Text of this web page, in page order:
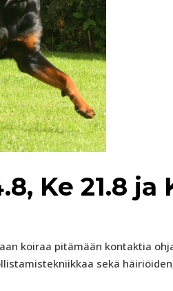
Ke 21.8 ja
koiraa pitämään kontaktia
sekä